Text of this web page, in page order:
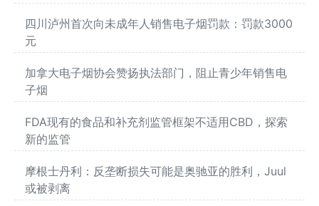
四川泸州首次向未成年人销售电子烟罚款：罚款3000
元
加拿大电子烟协会赞扬执法部门，阻止青少年销售电
子烟
FDA现有的食品和补充剂监管框架不适用CBD，探索
新的监管
摩根士丹利：反垄断损失可能是奥驰亚的胜利，Juul
或被剥离